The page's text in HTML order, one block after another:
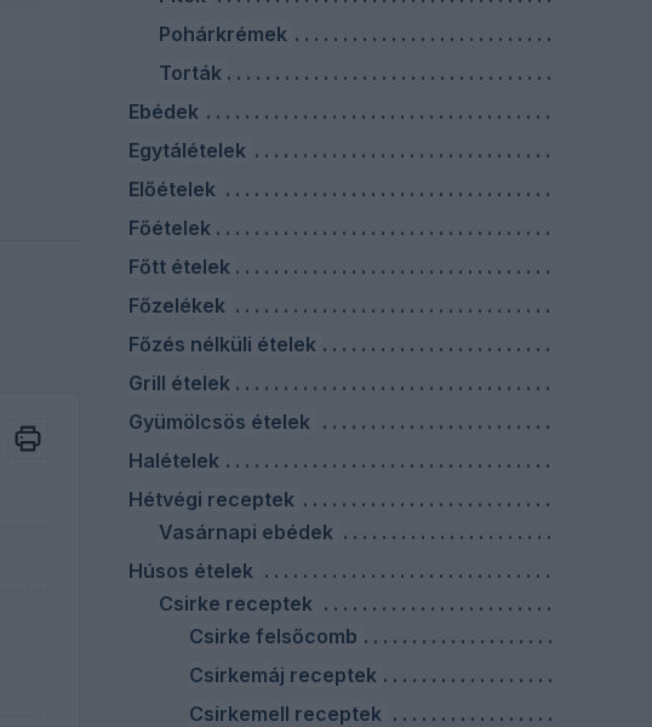
Pohárkrémek
Torták
Ebédek
Egytálételek
Előételek
Főételek
Főtt ételek
Főzelékek
Főzés nélküli ételek
Grill ételek
Gyümölcsös ételek
Halételek
Hétvégi receptek
Vasárnapi ebédek
Húsos ételek
Csirke receptek
Csirke felsőcomb
Csirkemáj receptek
Csirkemell receptek